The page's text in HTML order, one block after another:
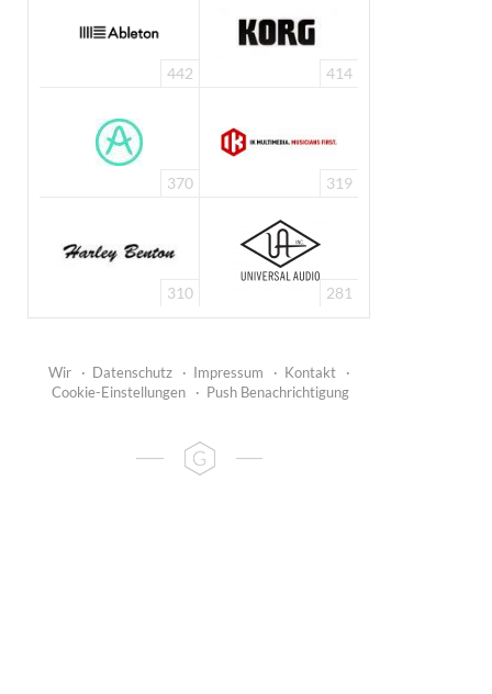
442 414
370 319
310 281
Wir · Datenschutz · Impressum · Kontakt
·
Cookie-Einstellungen
· Push Benachrichtigung